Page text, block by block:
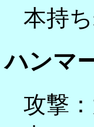
本持
ハンマ
攻撃